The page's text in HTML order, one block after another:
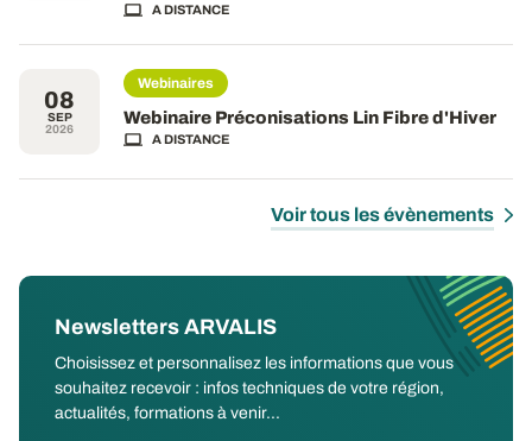
A DISTANCE
08
SEP
2026
Webinaires
Webinaire Préconisations Lin Fibre d'Hiver
A DISTANCE
Voir tous les évènements
Newsletters ARVALIS
Choisissez et personnalisez les informations que vous
souhaitez recevoir : infos techniques de votre région,
actualités, formations à venir...